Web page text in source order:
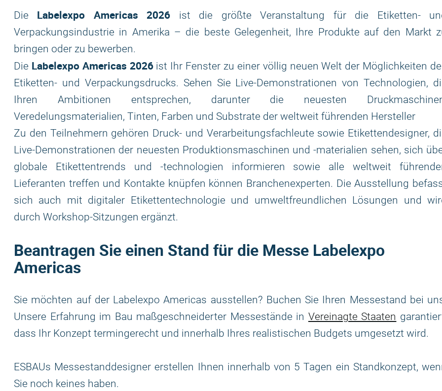
Die Labelexpo Americas 2026 ist die größte Veranstaltung für die Etiketten-
Verpackungsindustrie in Amerika – die beste Gelegenheit, Ihre Produkte auf den Markt
bringen oder zu bewerben.
Die Labelexpo Americas 2026ist Ihr Fenster zu einer völlig neuen Welt der Möglichkeiten
Etiketten- und Verpackungsdrucks. Sehen Sie Live-Demonstrationen von Technologien,
Ihren Ambitionen entsprechen, darunter die neuesten
Veredelungsmaterialien, Tinten, Farben und Substrate der weltweit führenden Hersteller
Zu den Teilnehmern gehören Druck- und Verarbeitungsfachleute sowie Etikettendesigner,
Live-Demonstrationen der neuesten Produktionsmaschinen und -materialien sehen, sich
globale Etikettentrends und -technologien informieren sowie alle weltweit
Lieferanten treffen und Kontakte knüpfen können Branchenexperten. Die Ausstellung
sich auch mit digitaler Etikettentechnologie und umweltfreundlichen Lösungen und
durch Workshop-Sitzungen ergänzt.
Beantragen Sie einen Stand für die Messe Labelexpo
Americas
Sie möchten auf der Labelexpo Americas ausstellen? Buchen Sie Ihren Messestand bei
Unsere Erfahrung im Bau maßgeschneiderter Messestände in Vereinagte Staaten
dass Ihr Konzept termingerecht und innerhalb Ihres realistischen Budgets umgesetzt wird.
ESBAUs Messestanddesigner erstellen Ihnen innerhalb von 5 Tagen ein Standkonzept,
Sie noch keines haben.